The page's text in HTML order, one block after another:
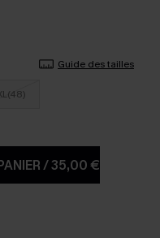
Guide des tailles
/35,00 €